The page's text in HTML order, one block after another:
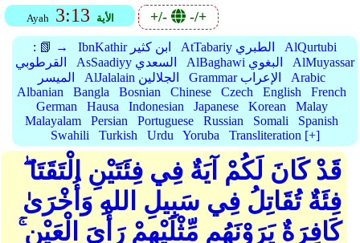
Ayah 3:13 الأية +/- -/+
: 📗 → IbnKathir ابن كثير AtTabariy الطبري
AlQurtubi
القرطوبي
AsSaadiyy السعدي AlBaghawi البغوي
AlMuyassar
الميسر
AlJalalain الجلالين Grammar الإعراب
Arabic
Albanian
Bangla Bosnian Chinese Czech English
French
German
Hausa Indonesian Japanese Korean
Malay
Malayalam
Persian Portuguese Russian Somali
Spanish
Swahili
Turkish Urdu Yoruba Transliteration [+]
قَدْ كَانَ لَكُمْ آيَةٌ فِي فِئَتَيْنِ الْتَقَتَا ۖ
فِئَةٌ تُقَاتِلُ فِي سَبِيلِ اللهِ وَأُخْرَىٰ
كَافِرَةٌ يَرَوْنَهُم مِّثْلَيْهِمْ رَأْيَ الْعَيْنِ ۚ